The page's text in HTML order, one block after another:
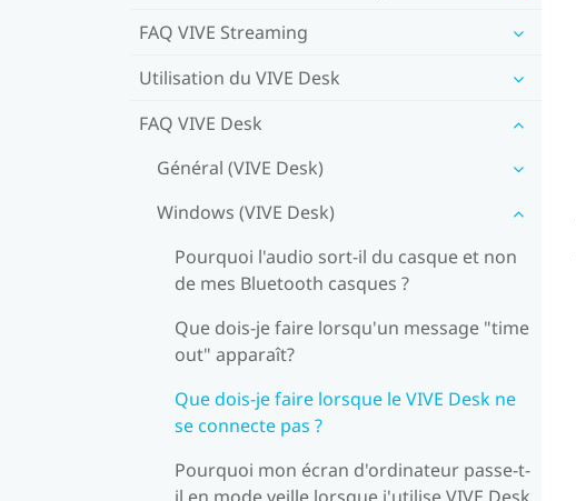
FAQ VIVE Streaming
Utilisation du VIVE Desk
FAQ VIVE Desk
Général (VIVE Desk)
Windows (VIVE Desk)
Pourquoi l'audio sort-il du casque et non
de mes Bluetooth casques ?
Que dois-je faire lorsqu'un message "time
out" apparaît?
Que dois-je faire lorsque le VIVE Desk ne
se connecte pas ?
Pourquoi mon écran d'ordinateur passe-t-